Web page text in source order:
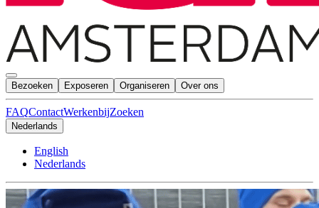
Bezoeken Exposeren Organiseren Over ons
FAQContactWerkenbijZoeken
Nederlands
English
Nederlands